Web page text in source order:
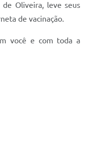
Oliveira, leve seus
de vacinação.
você e com toda a